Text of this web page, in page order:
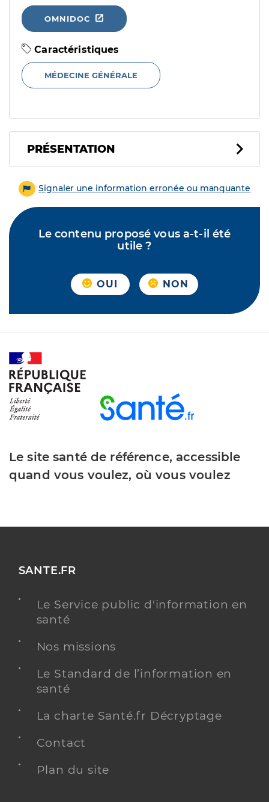
OMNIDOC
Caractéristiques
MÉDECINE GÉNÉRALE
PRÉSENTATION
Signaler une information erronée ou manquante
Le contenu proposé vous a-t-il été
utile ?
OUI NON
Le site santé de référence, accessible
quand vous voulez, où vous voulez
SANTE.FR
Le Service public d'information en
santé
Nos missions
Le Standard de l’information en
santé
La charte Santé.fr Décryptage
Contact
Plan du site